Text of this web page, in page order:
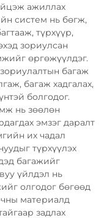
ажиллах
систем нь бөгж,
түрхүүр,
зориулсан
өргөжүүлдэг.
багаж
багаж хадгалах,
болгодог.
нь зөөлөн
эмзэг даралт
их чадал
түрхүүлэх
багажийг
үйлдэл нь
олгодог бөгөөд
материалд
задлах